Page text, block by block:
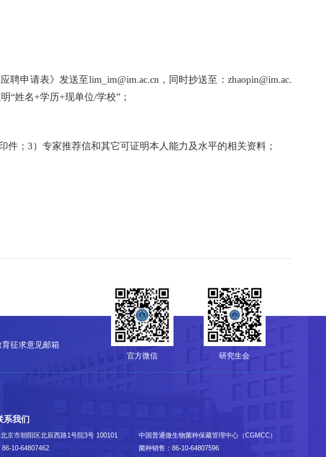
申请表》发送至lim_im@im.ac.cn，同时抄送至：zhaopin@im.ac.
“姓名+学历+现单位/学校”；
；3）专家推荐信和其它可证明本人能力及水平的相关资料；
官方微信
研究生会